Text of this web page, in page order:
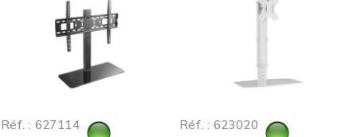
Réf. : 627114 Réf. : 623020